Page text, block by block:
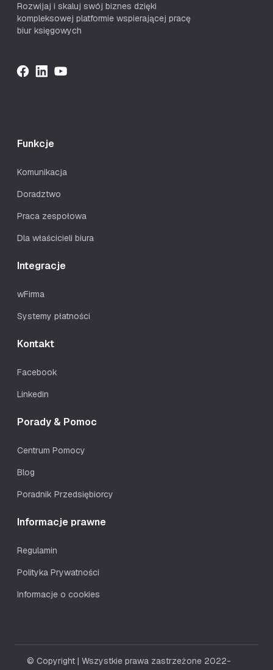
Rozwijaj i skaluj swój biznes dzięki
kompleksowej platformie wspierającej pracę
biur księgowych
Funkcje
Komunikacja
Doradztwo
Praca zespołowa
Dla właścicieli biura
Integracje
wFirma
Systemy płatności
Kontakt
Facebook
Linkedin
Porady & Pomoc
Centrum Pomocy
Blog
Poradnik Przedsiębiorcy
Informacje prawne
Regulamin
Polityka Prywatności
Informacje o cookies
© Copyright | Wszystkie prawa zastrzeżone 2022-